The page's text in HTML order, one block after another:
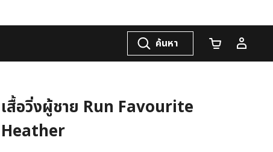
ค้นหา จำนวนรถเข็น
เสื้อวิ่งผู้ชาย Run Favourite
Heather